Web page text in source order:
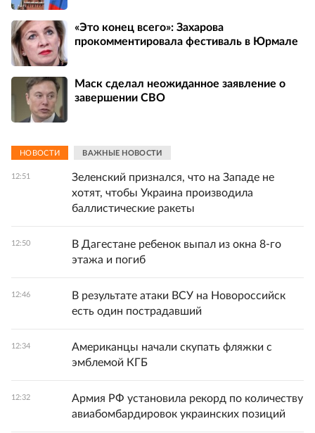
«Это конец всего»: Захарова
прокомментировала фестиваль в Юрмале
Маск сделал неожиданное заявление о
завершении СВО
НОВОСТИ ВАЖНЫЕ НОВОСТИ
12:51
Зеленский признался, что на Западе не
хотят, чтобы Украина производила
баллистические ракеты
12:50
В Дагестане ребенок выпал из окна 8-го
этажа и погиб
12:46
В результате атаки ВСУ на Новороссийск
есть один пострадавший
12:34
Американцы начали скупать фляжки с
эмблемой КГБ
12:32
Армия РФ установила рекорд по количеству
авиабомбардировок украинских позиций